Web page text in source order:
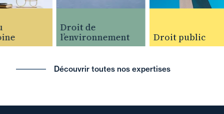
Droit de
l’environnement
Droit public
Découvrir toutes nos expertises